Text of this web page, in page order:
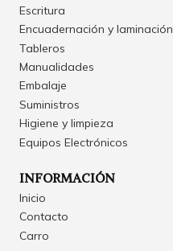
Escritura
Encuadernación y laminación
Tableros
Manualidades
Embalaje
Suministros
Higiene y limpieza
Equipos Electrónicos
INFORMACIÓN
Inicio
Contacto
Carro